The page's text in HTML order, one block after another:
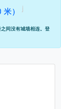
）
间没有城墙相连。登